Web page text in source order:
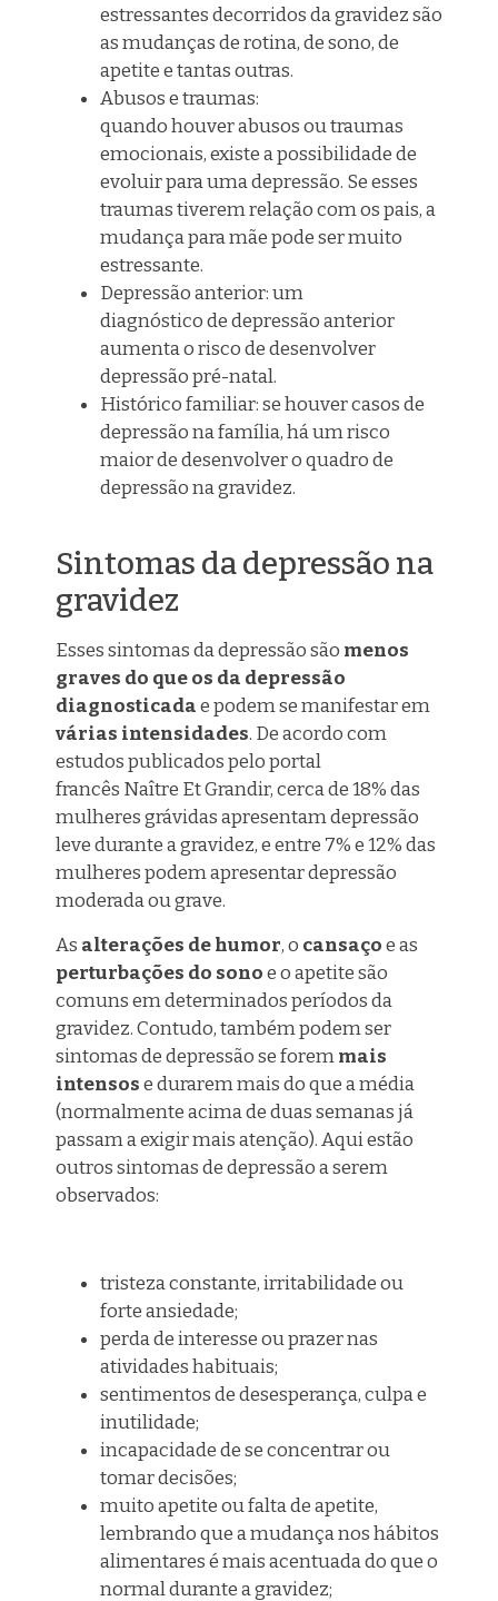
estressantes decorridos da gravidez são
as mudançasde rotina, de sono, de
apetite e tantas outras.
Abusos e traumas:
quando houver abusos ou traumas
emocionais, existe a possibilidade de
evoluir para uma depressão. Se esses
traumas tiverem relação com os pais, a
mudança para mãe pode ser muito
estressante.
Depressão anterior: um
diagnóstico de depressão anterior
aumenta o risco de desenvolver
depressão pré-natal.
Históricofamiliar: se houver casos de
depressão na família, há um risco
maior de desenvolver o quadro de
depressão na gravidez.
Sintomas da depressão na
gravidez
Esses sintomas da depressão são menos
graves do que os da depressão
diagnosticadae podemse manifestar em
várias intensidades. De acordo com
estudos publicados pelo portal
francês Naître Et Grandir, cerca de 18% das
mulheres grávidas apresentam depressão
leve durante a gravidez, e entre 7% e 12% das
mulheres podem apresentar depressão
moderada ou grave.
As alterações de humor, o cansaçoe as
perturbações do sonoe o apetite são
comuns em determinados períodos da
gravidez. Contudo, também podem ser
sintomas de depressão se foremmais
intensose durarem mais do que a média
(normalmente acima de duas semanas já
passam a exigir mais atenção). Aqui estão
outros sintomas de depressão a serem
observados:
tristeza constante, irritabilidade ou
forte ansiedade;
perda de interesse ou prazer nas
atividades habituais;
sentimentos de desesperança, culpa e
inutilidade;
incapacidade de se concentrar ou
tomar decisões;
muito apetite ou falta de apetite,
lembrando que amudança nos hábitos
alimentares é mais acentuada do que o
normal durante a gravidez;